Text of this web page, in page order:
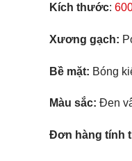
Kích thước:
Xương gạch:
Bề mặt: Bóng
Màu sắc: Đen
Đơn hàng tính